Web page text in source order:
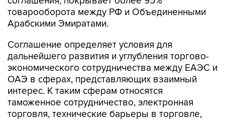
товарооборота между РФ и Объединенными
Арабскими Эмиратами.
Соглашение определяет условия для
дальнейшего развития и углубления торгово-
экономического сотрудничества между ЕАЭС и
ОАЭ в сферах, представляющих взаимный
интерес. К таким сферам относятся
таможенное сотрудничество, электронная
торговля, технические барьеры в торговле,